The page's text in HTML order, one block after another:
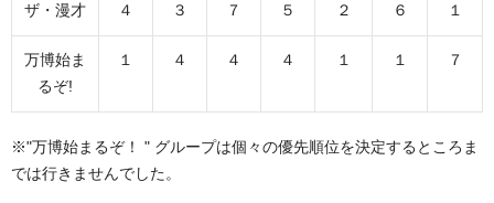
ザ・漫才 ４ ３ ７ ５ ２ ６ １
万博始ま
るぞ!
１ ４ ４ ４ １ １ ７
※"万博始まるぞ！ " グループは個々の優先順位を決定するところま
では行きませんでした。